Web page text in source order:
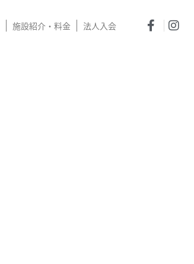
施設紹介・料金 法人入会